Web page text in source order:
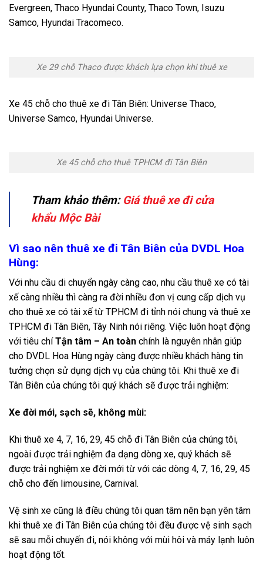
Evergreen, Thaco Hyundai County, Thaco Town, Isuzu
Samco, Hyundai Tracomeco.
Xe 29 chỗ Thaco được khách lựa chọn khi thuê xe
Xe 45 chỗ cho thuê xe đi Tân Biên: Universe Thaco,
Universe Samco, Hyundai Universe.
Xe 45 chỗ cho thuê TPHCM đi Tân Biên
Tham khảo thêm: Giá thuê xe đi cửa
khẩu Mộc Bài
Vì sao nên thuê xe đi Tân Biên của DVDL Hoa
Hùng:
Với nhu cầu di chuyển ngày càng cao, nhu cầu thuê xe có tài
xế càng nhiều thì càng ra đời nhiều đơn vị cung cấp dịch vụ
cho thuê xe có tài xế từ TPHCM đi tỉnh nói chung và thuê xe
TPHCM đi Tân Biên, Tây Ninh nói riêng. Việc luôn hoạt động
với tiêu chíTận tâm – An toàn chính là nguyên nhân giúp
cho DVDL Hoa Hùng ngày càng được nhiều khách hàng tin
tưởng chọn sử dụng dịch vụ của chúng tôi. Khi thuê xe đi
Tân Biên của chúng tôi quý khách sẽ được trải nghiệm:
Xe đời mới, sạch sẽ, không mùi:
Khi thuê xe 4, 7, 16, 29, 45 chỗ đi Tân Biên của chúng tôi,
ngoài được trải nghiệm đa dạng dòng xe, quý khách sẽ
được trải nghiệm xe đời mới từ với các dòng 4, 7, 16, 29, 45
chỗ cho đến limousine, Carnival.
Vệ sinh xe cũng là điều chúng tôi quan tâm nên bạn yên tâm
khi thuê xe đi Tân Biên của chúng tôi đều được vệ sinh sạch
sẽ sau mỗi chuyến đi, nói không với mùi hôi và máy lạnh luôn
hoạt động tốt.